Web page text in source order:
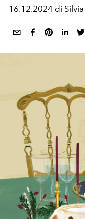
16.12.2024 di Silvia